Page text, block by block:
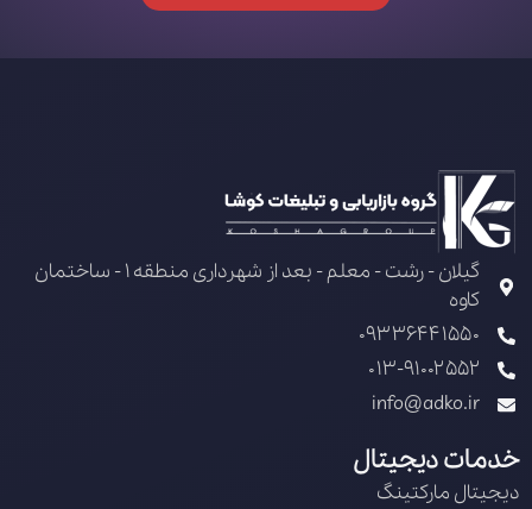
گیلان - رشت - معلم - بعد از شهرداری منطقه 1 - ساختمان
کاوه
09336441550
013-91002552
info@adko.ir
خدمات دیجیتال
دیجیتال مارکتینگ